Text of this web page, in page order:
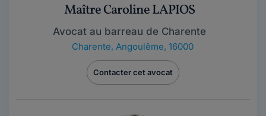
Maître Caroline LAPIOS
Avocat au barreau de Charente
Charente, Angoulême, 16000
Contacter cet avocat